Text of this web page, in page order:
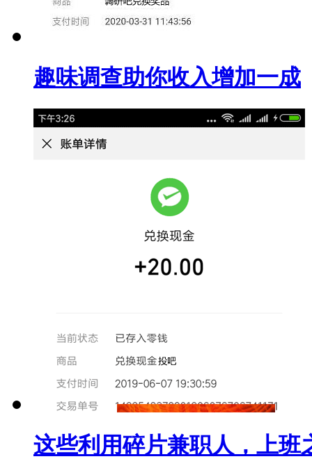
趣味调查助你收入增加一成
这些利用碎片兼职人，上班